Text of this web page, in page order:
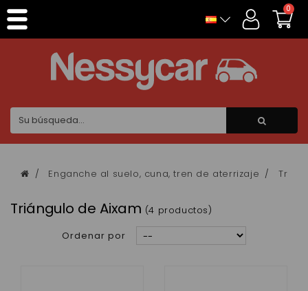
0
Enganche al suelo, cuna, tren de aterrizaje
Triángulo de Aixam (4 productos)
Ordenar por
Panel de gestión de cookies